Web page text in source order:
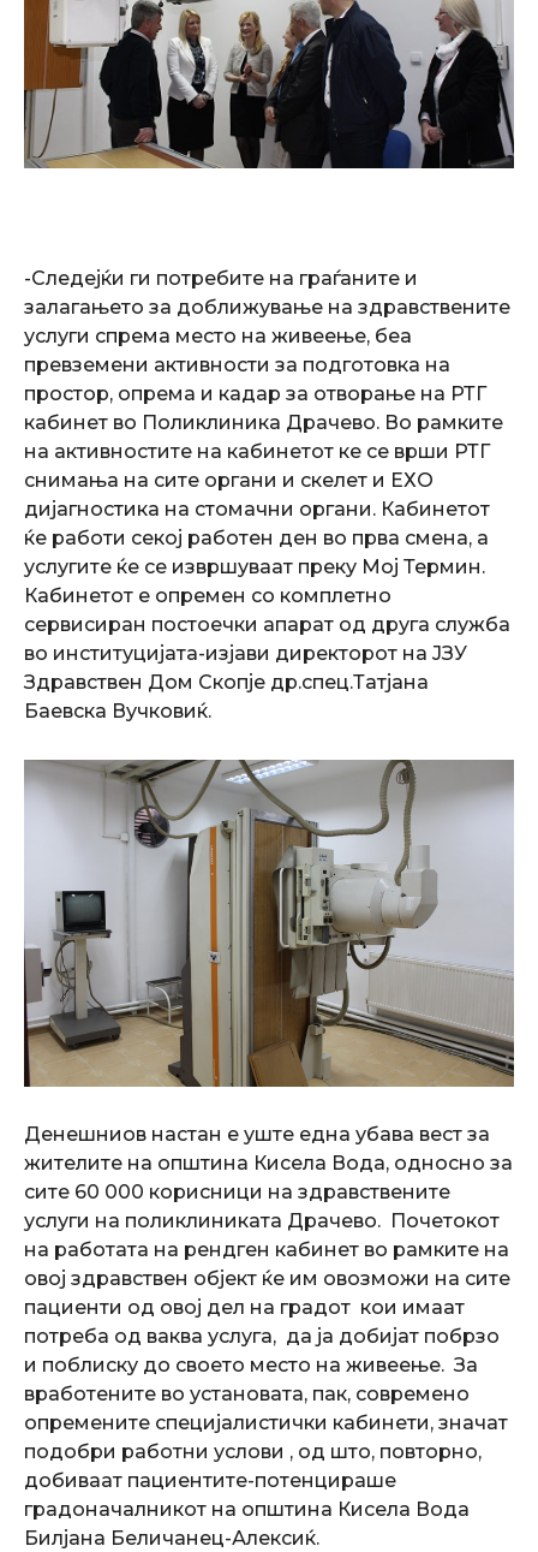
-Следејќи ги потребите на граѓаните и
залагањето за доближување на здравствените
услуги спрема место на живеење, беа
превземени активности за подготовка на
простор, опрема и кадар за отворање на РТГ
кабинет во Поликлиника Драчево. Во рамките
на активностите на кабинетот ке се врши РТГ
снимања на сите органи и скелет и ЕХО
дијагностика на стомачни органи. Кабинетот
ќе работи секој работен ден во прва смена, а
услугите ќе се извршуваат преку Мој Термин.
Кабинетот е опремен со комплетно
сервисиран постоечки апарат од друга служба
во институцијата-изјави директорот на ЈЗУ
Здравствен Дом Скопје др.спец.Татјана
Баевска Вучковиќ.
Денешниов настан е уште една убава вест за
жителите на општина Кисела Вода, односно за
сите 60 000 корисници на здравствените
услуги на поликлиниката Драчево. Почетокот
на работата на рендген кабинет во рамките на
овој здравствен објект ќе им овозможи на сите
пациенти од овој дел на градот кои имаат
потреба од ваква услуга, да ја добијат побрзо
и поблиску до своето место на живеење. За
вработените во установата, пак, современо
опремените специјалистички кабинети, значат
подобри работни услови , од што, повторно,
добиваат пациентите-потенцираше
градоначалникот на општина Кисела Вода
Билјана Беличанец-Алексиќ.